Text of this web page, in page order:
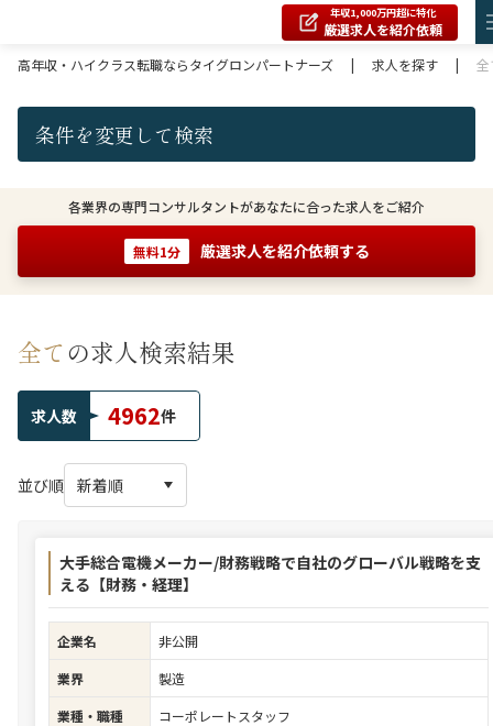
年収1,000万円超に特化
厳選求人を紹介依頼
高年収・ハイクラス転職ならタイグロンパートナーズ
| 求人を探す | 全
条件を変更して検索
各業界の専門コンサルタントがあなたに合った求人をご紹介
無料1分 厳選求人を紹介依頼する
全ての求人検索結果
求人数 4962件
並び順
大手総合電機メーカー/財務戦略で自社のグローバル戦略を支
える【財務・経理】
企業名
非公開
業界
製造
業種・職種
コーポレートスタッフ